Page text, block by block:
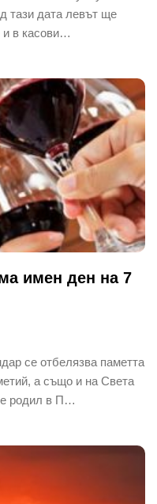
тази дата левът ще
и в касови…
имен ден на 7
се отбелязва паметта
а също и на Света
родил в П…